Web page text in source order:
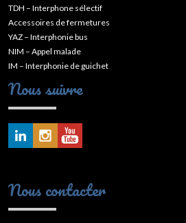
TDH – Interphone sélectif
Accessoires de fermetures
YAZ – Interphonie bus
NIM – Appel malade
IM – Interphonie de guichet
Nous suivre
Nous contacter